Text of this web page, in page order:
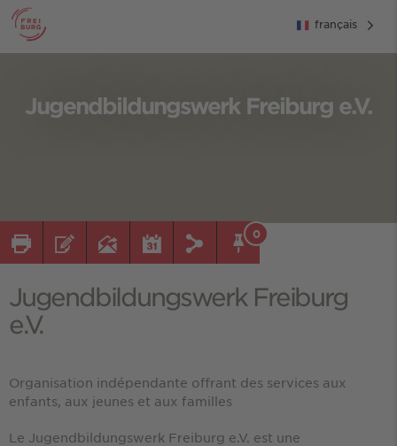
français
Jugendbildungswerk Freiburg e.V.
0
Jugendbildungswerk Freiburg
e.V.
Organisation indépendante offrant des services aux
enfants, aux jeunes et aux familles
Le Jugendbildungswerk Freiburg e.V. est une